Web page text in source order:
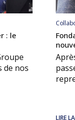
: le
de nos
LIRE